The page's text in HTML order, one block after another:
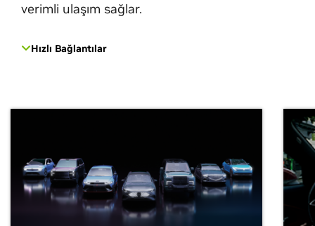
verimli ulaşım sağlar.
Hızlı Bağlantılar